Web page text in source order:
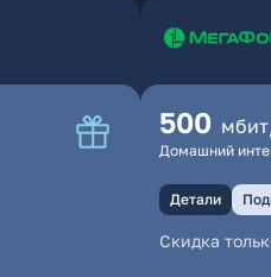
500
Домашний
Детали
Скидка